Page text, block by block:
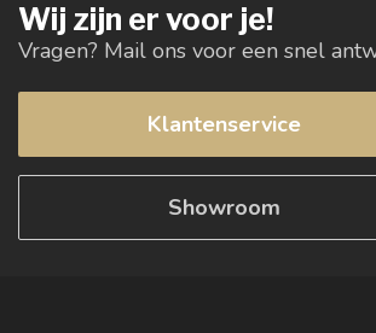
Wij zijn er voor je!
Vragen? Mail ons voor een snel
Klantenservice
Showroom